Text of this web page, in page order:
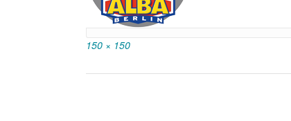
Full
150 × 150